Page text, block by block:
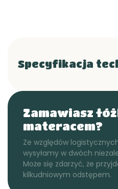
Specyfikacja
Zamawiasz
materacem?
Ze względów
wysyłamy w dwóch
Może się zdarzyć, że
kilkudniowym odstępem.